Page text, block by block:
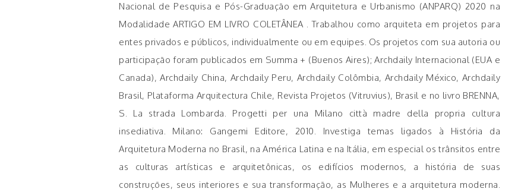
Nacional de Pesquisa e Pós-Graduação em Arquitetura e Urbanismo (ANPARQ) 2020 na
Modalidade ARTIGO EM LIVRO COLETÂNEA . Trabalhou como arquiteta em projetos para
entes privados e públicos, individualmente ou em equipes. Os projetos com sua autoria ou
participação foram publicados em Summa + (Buenos Aires); Archdaily Internacional (EUA e
Canada), Archdaily China, Archdaily Peru, Archdaily Colômbia, Archdaily México, Archdaily
Brasil, Plataforma Arquitectura Chile, Revista Projetos (Vitruvius), Brasil e no livro BRENNA,
S. La strada Lombarda. Progetti per una Milano città madre della propria cultura
insediativa. Milano: Gangemi Editore, 2010. Investiga temas ligados à História da
Arquitetura Moderna no Brasil, na América Latina e na Itália, em especial os trânsitos entre
as culturas artísticas e arquitetônicas, os edifícios modernos, a história de suas
construções, seus interiores e sua transformação, as Mulheres e a arquitetura moderna.